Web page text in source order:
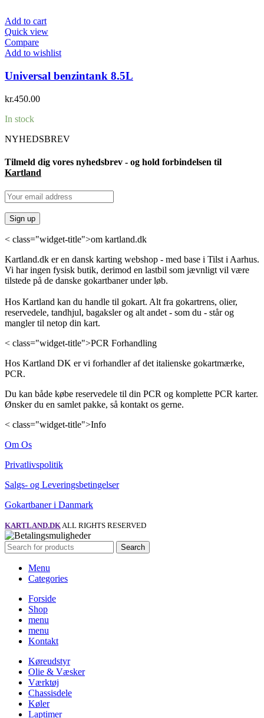
Add to cart
Quick view
Compare
Add to wishlist
Universal benzintank 8.5L
kr.450.00
In stock
NYHEDSBREV
Tilmeld dig vores nyhedsbrev - og hold forbindelsen til
Kartland
< class="widget-title">om kartland.dk
Kartland.dk er en dansk karting webshop - med base i Tilst i Aarhus.
Vi har ingen fysisk butik, derimod en lastbil som jævnligt vil være
tilstede på de danske gokartbaner under løb.
Hos Kartland kan du handle til gokart. Alt fra gokartrens, olier,
reservedele, tandhjul, bagaksler og alt andet - som du - står og
mangler til netop din kart.
< class="widget-title">PCR Forhandling
Hos Kartland DK er vi forhandler af det italienske gokartmærke,
PCR.
Du kan både købe reservedele til din PCR og komplette PCR karter.
Ønsker du en samlet pakke, så kontakt os gerne.
< class="widget-title">Info
Om Os
Privatlivspolitik
Salgs- og Leveringsbetingelser
Gokartbaner i Danmark
KARTLAND.DKALL RIGHTS RESERVED
Search
Menu
Categories
Forside
Shop
menu
menu
Kontakt
Køreudstyr
Olie & Væsker
Værktøj
Chassisdele
Køler
Laptimer